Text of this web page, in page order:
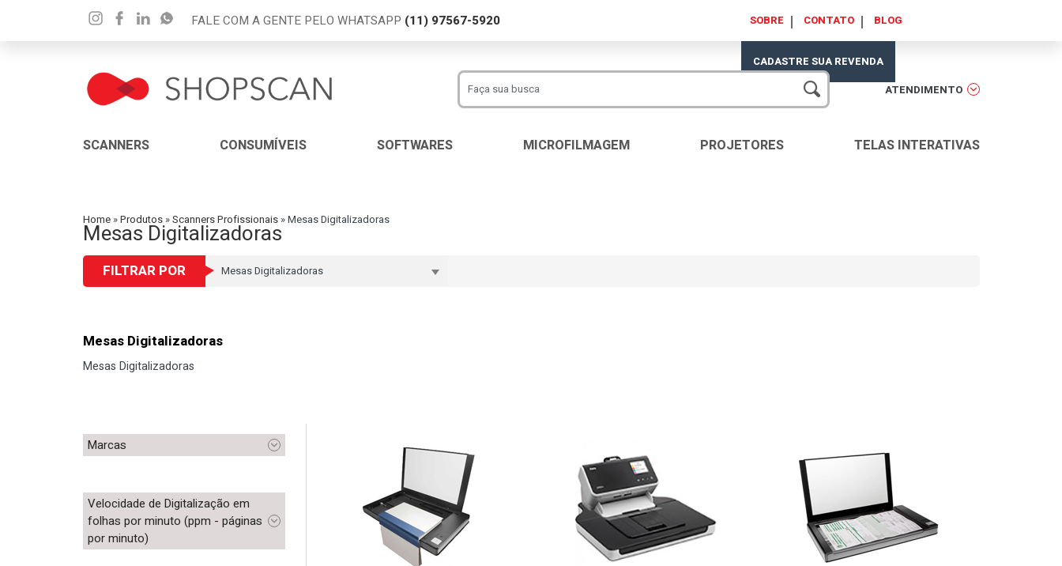
FALE COM A GENTE PELO WHATSAPP (11) 97567-5920 SOBRE CONTATO BLOG
CADASTRE SUA REVENDA
ATENDIMENTO
SCANNERS CONSUMÍVEIS SOFTWARES MICROFILMAGEM PROJETORES TELAS INTERATIVAS
Home»Produtos»Scanners Profissionais»Mesas Digitalizadoras
Mesas Digitalizadoras
FILTRAR POR
Mesas Digitalizadoras
Mesas Digitalizadoras
Marcas
Velocidade de Digitalização em
folhas por minuto (ppm - páginas
por minuto)